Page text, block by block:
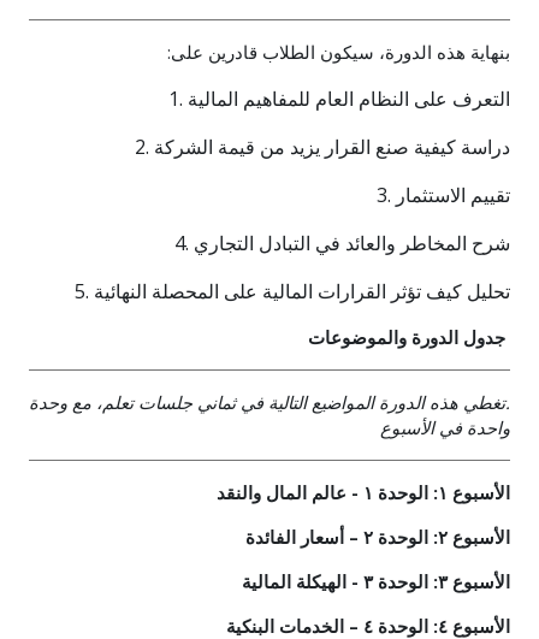
بنهاية هذه الدورة، سيكون الطلاب قادرين على:
1. التعرف على النظام العام للمفاهيم المالية
2. دراسة كيفية صنع القرار يزيد من قيمة الشركة
3. تقييم الاستثمار
4. شرح المخاطر والعائد في التبادل التجاري
5. تحليل كيف تؤثر القرارات المالية على المحصلة النهائية
جدول الدورة والموضوعات
.تغطي هذه الدورة المواضيع التالية في ثماني جلسات تعلم، مع وحدة
واحدة في الأسبوع
الأسبوع ١: الوحدة ١ -
عالم المال والنقد
الأسبوع ٢: الوحدة ٢ – أسعار الفائدة
الأسبوع ٣: الوحدة ٣ -
الهيكلة المالية
الأسبوع ٤: الوحدة ٤ –
الخدمات البنكية